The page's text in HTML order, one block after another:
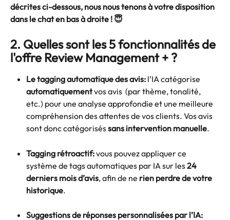
décrites ci-dessous, nous nous tenons à votre disposition
dans le chat en bas à droite ! 😇
2. Quelles sont les 5 fonctionnalités de
l'offre Review Management + ?
Le tagging automatique des avis: l’IA catégorise
automatiquement vos avis  (par thème, tonalité,
etc.) pour une analyse approfondie et une meilleure
compréhension des attentes de vos clients. Vos avis
sont donc catégorisés sans intervention manuelle.
Tagging rétroactif: vous pouvez appliquer ce
système de tags automatiques par IA sur les 24
derniers mois d’avis, afin de ne rien perdre de votre
historique.
Suggestions de réponses personnalisées par l’IA: